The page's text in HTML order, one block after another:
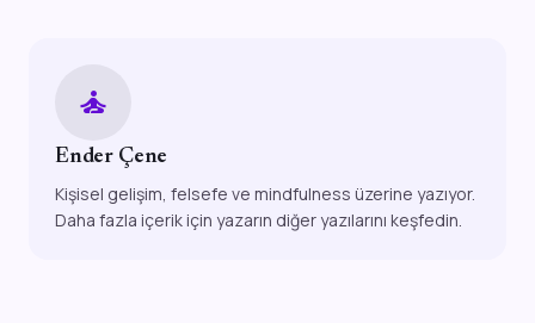
self_improvement
Ender Çene
Kişisel gelişim, felsefe ve mindfulness üzerine yazıyor.
Daha fazla içerik için yazarın diğer yazılarını keşfedin.